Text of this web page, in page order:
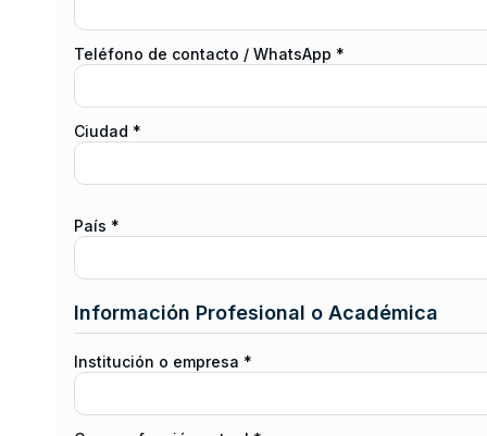
Teléfono de contacto / WhatsApp *
Ciudad *
País *
Información Profesional o Académica
Institución o empresa *